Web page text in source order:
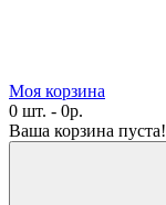
Моя корзина
0 шт. - 0р.
Ваша корзина пуста!